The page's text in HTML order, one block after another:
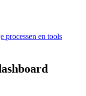
processen en tools